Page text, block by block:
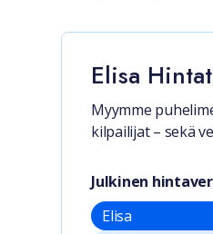
Elisa
Myymme
kilpailijat – sekä
Julkinen
Elisa